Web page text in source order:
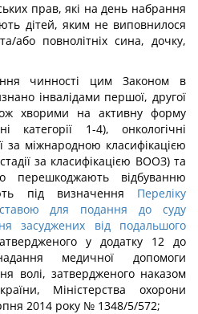
прав, які на день набрання
дітей, яким не виповнилося
або повнолітніх сина, дочку,
чинності цим Законом в
інвалідами першої, другої
хворими на активну форму
категорії 1-4), онкологічні
за міжнародною класифікацією
за класифікацією ВООЗ) та
перешкоджають відбуванню
під визначення Переліку
для подання до суду
засуджених від подальшого
у додатку 12 до
медичної допомоги
волі, затвердженого наказом
Міністерства охорони
2014 року № 1348/5/572;